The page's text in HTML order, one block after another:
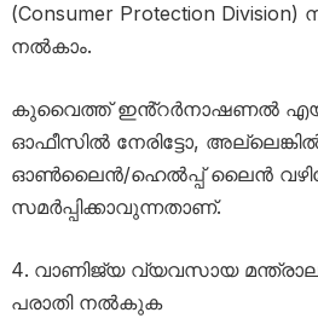
(Consumer Protection Division)
നൽകാം.
കുവൈത്ത് ഇൻ്റർനാഷണൽ
ഓഫീസിൽ നേരിട്ടോ,
ഓൺലൈൻ/ഹെൽപ്പ് ലൈൻ
സമർപ്പിക്കാവുന്നതാണ്.
വാണിജ്യ വ്യവസായ
പരാതി നൽകുക